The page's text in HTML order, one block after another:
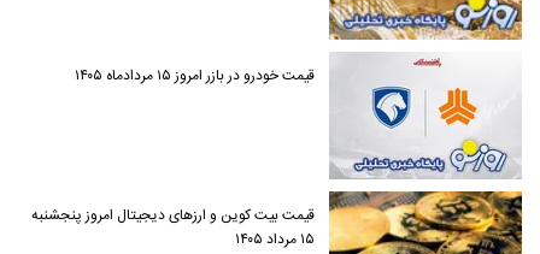
قیمت خودرو در بازر امروز ۱۵ مردادماه ۱۴۰۵
قیمت بیت کوین و ارز‌های دیجیتال امروز پنجشنبه
۱۵ مرداد ۱۴۰۵